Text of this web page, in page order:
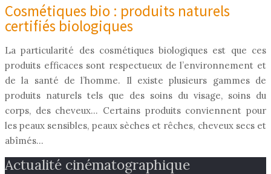
Cosmétiques bio : produits naturels
certifiés biologiques
La particularité des cosmétiques biologiques est que ces
produits efficaces sont respectueux de l’environnement et
de la santé de l’homme. Il existe plusieurs gammes de
produits naturels tels que des soins du visage, soins du
corps, des cheveux… Certains produits conviennent pour
les peaux sensibles, peaux sèches et rêches, cheveux secs et
abîmés…
Actualité cinématographique